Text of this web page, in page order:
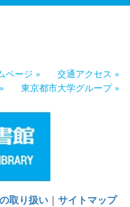
ページ »
交通アクセス »
東京都市大学グループ »
取り扱い ｜ サイトマップ